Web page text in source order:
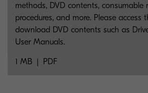
1 MB PDF
methods, DVD contents, consumable
procedures, and more. Please access
download DVD contents such as
User Manuals.